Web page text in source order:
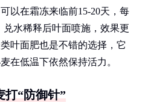
以在霜冻来临前15-20天，每
水稀释后叶面喷施，效果更
叶面肥也是不错的选择，它
在低温下依然保持活力。
打“防御针”